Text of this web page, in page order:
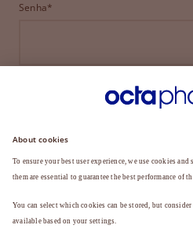
Senha*
ENTRAR
ESQUECEU SUA SENHA?
Ainda não é membro?